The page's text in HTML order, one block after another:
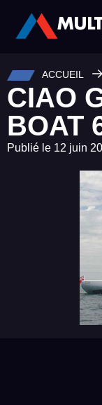
ACCUEIL
CIAO
BOAT
Publié le 12 juin